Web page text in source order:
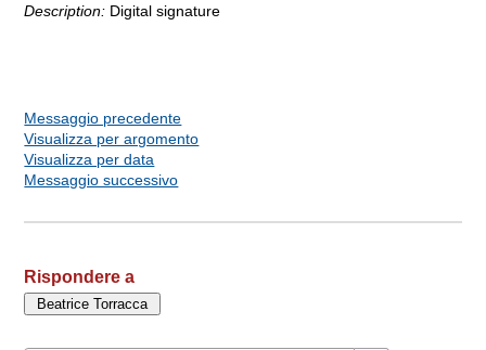
Description: Digital signature
Messaggio precedente
Visualizza per argomento
Visualizza per data
Messaggio successivo
Rispondere a